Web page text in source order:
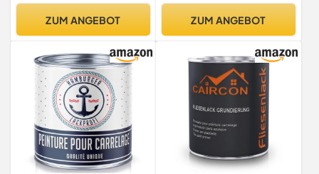
ZUM ANGEBOT ZUM ANGEBOT